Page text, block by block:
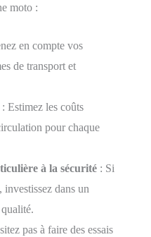
moto :
en compte vos
de transport et
: Estimez les coûts
pour chaque
à la sécurité : Si
dans un
pas à faire des essais